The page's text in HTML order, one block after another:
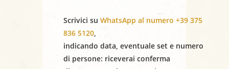
o
n
Scrivici su WhatsApp al numero +39 375
836 5120
indicando data eventuale set e numero
di persone: riceverai conferma